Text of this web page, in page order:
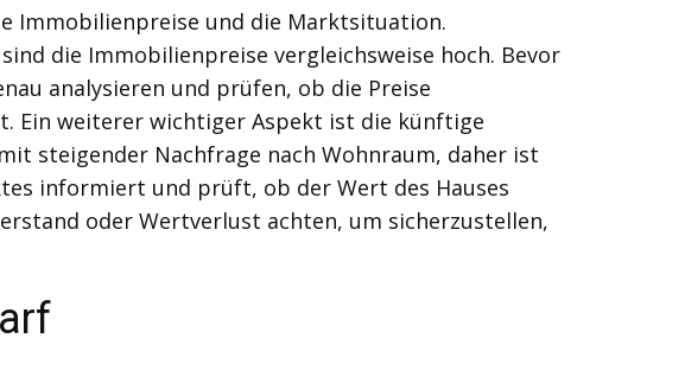
Immobilienpreise und die Marktsituation.
die Immobilienpreise vergleichsweise hoch. Bevor
analysieren und prüfen, ob die Preise
Ein weiterer wichtiger Aspekt ist die künftige
steigender Nachfrage nach Wohnraum, daher ist
informiert und prüft, ob der Wert des Hauses
oder Wertverlust achten, um sicherzustellen,